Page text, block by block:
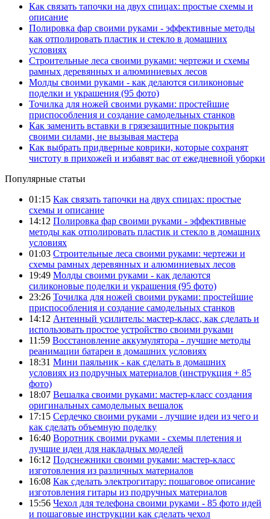
Как связать тапочки на двух спицах: простые схемы и
описание
Полировка фар своими руками - эффективные методы
как отполировать пластик и стекло в домашних
условиях
Строительные леса своими руками: чертежи и схемы
рамных деревянных и алюминиевых лесов
Молды своими руками - как делаются силиконовые
поделки и украшения (95 фото)
Точилка для ножей своими руками: простейшие
приспособления и создание самодельных станков
Как заменить вставки в грязезащитные покрытия
своими силами, не вызывая мастера
Как выбрать придверные коврики, которые сохранят
чистоту в прихожей и избавят вас от ежедневной уборки
Популярные статьи
01:15 Как связать тапочки на двух спицах: простые
схемы и описание
14:12 Полировка фар своими руками - эффективные
методы как отполировать пластик и стекло в домашних
условиях
01:03 Строительные леса своими руками: чертежи и
схемы рамных деревянных и алюминиевых лесов
19:49 Молды своими руками - как делаются
силиконовые поделки и украшения (95 фото)
23:26 Точилка для ножей своими руками: простейшие
приспособления и создание самодельных станков
14:12 Антенный усилитель: мастер-класс, как сделать и
использовать простое устройство своими руками
11:59 Восстановление аккумулятора - лучшие методы
реанимации батареи в домашних условиях
18:31 Мини паяльник - как сделать в домашних
условиях из подручных материалов (инструкция + 85
фото)
18:07 Вешалка своими руками: мастер-класс создания
оригинальных самодельных вешалок
17:15 Сердечко своими руками - лучшие идеи из чего и
как сделать объемную поделку
16:40 Воротник своими руками - схемы плетения и
лучшие идеи для накладных моделей
16:12 Подснежники своими руками: мастер-класс
изготовления из различных материалов
16:08 Как сделать электрогитару: пошаговое описание
изготовления гитары из подручных материалов
15:56 Чехол для телефона своими руками - 85 фото идей
и пошаговые инструкции как сделать чехол